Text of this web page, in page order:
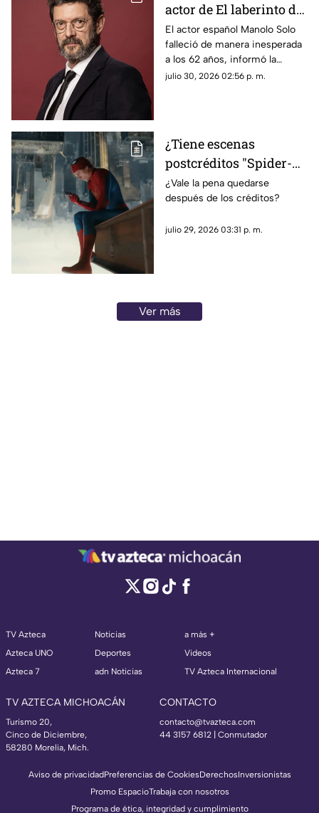
actor de El laberinto del
fauno, a los 62 años
El actor español Manolo Solo
falleció de manera inesperada
a los 62 años, informó la
Academia de las Artes y las
contemporáneo.
julio 30, 2026 02:56 p. m.
¿Tiene escenas
postcréditos "Spider-
Man: Brand New Day"?
Esto debes saber antes
¿Vale la pena quedarse
después de los créditos?
julio 29, 2026 03:31 p. m.
Ver más
TV Azteca
Azteca UNO
Azteca 7
Noticias
Deportes
adn Noticias
a más +
Videos
TV Azteca Internacional
TV AZTECA MICHOACÁN
Turismo 20,
Cinco de Diciembre,
58280 Morelia, Mich.
CONTACTO
contacto@tvazteca.com
44 3157 6812 | Conmutador
Aviso de privacidadPreferencias de CookiesDerechosInversionistas
Promo EspacioTrabaja con nosotros
Programa de ética, integridad y cumplimiento